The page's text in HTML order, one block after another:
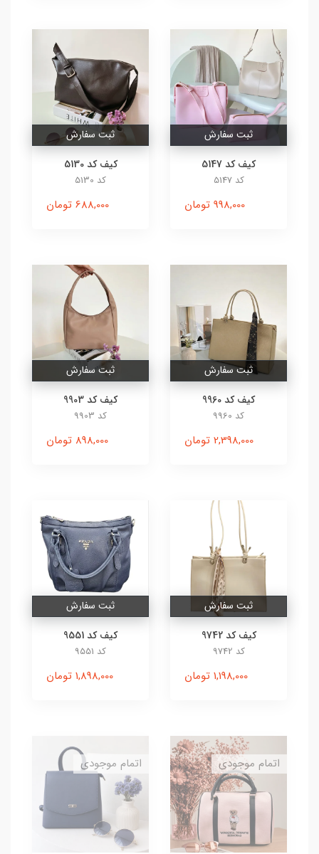
ثبت سفارش
کیف کد 5147
کد 5147
998,000 تومان
ثبت سفارش
کیف کد 5130
کد 5130
688,000 تومان
ثبت سفارش
کیف کد 9960
کد 9960
2,398,000 تومان
ثبت سفارش
کیف کد 9903
کد 9903
898,000 تومان
ثبت سفارش
کیف کد 9742
کد 9742
1,198,000 تومان
ثبت سفارش
کیف کد 9551
کد 9551
1,898,000 تومان
اتمام موجودی اتمام موجودی